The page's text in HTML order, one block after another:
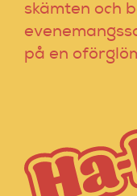
skämten och
på en